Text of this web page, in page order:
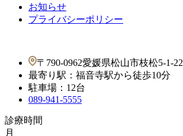
お知らせ
プライバシーポリシー
〒790-0962愛媛県松山市枝松5-1-22
最寄り駅：福音寺駅から徒歩10分
駐車場：12台
089-941-5555
診療時間
月